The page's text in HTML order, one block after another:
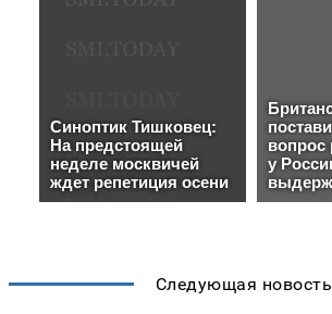
Следующая новость